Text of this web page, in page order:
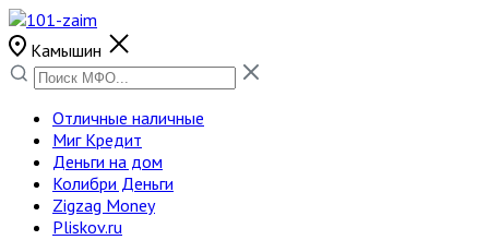
Камышин
Отличные наличные
Миг Кредит
Деньги на дом
Колибри Деньги
Zigzag Money
Pliskov.ru